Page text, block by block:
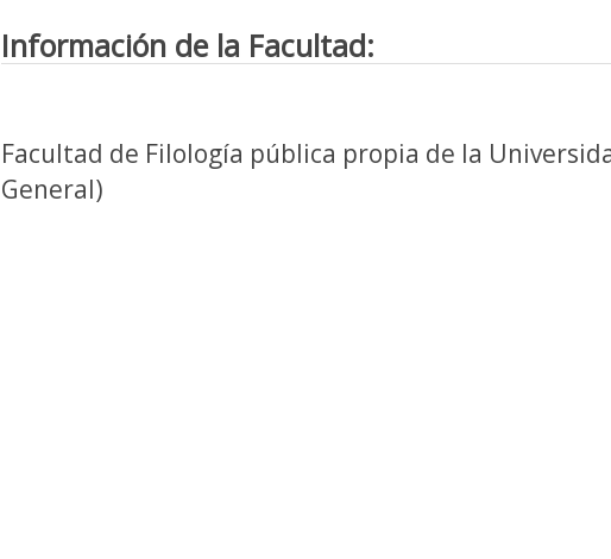
Información de la Facultad:
Facultad de Filología pública propia de la
General)